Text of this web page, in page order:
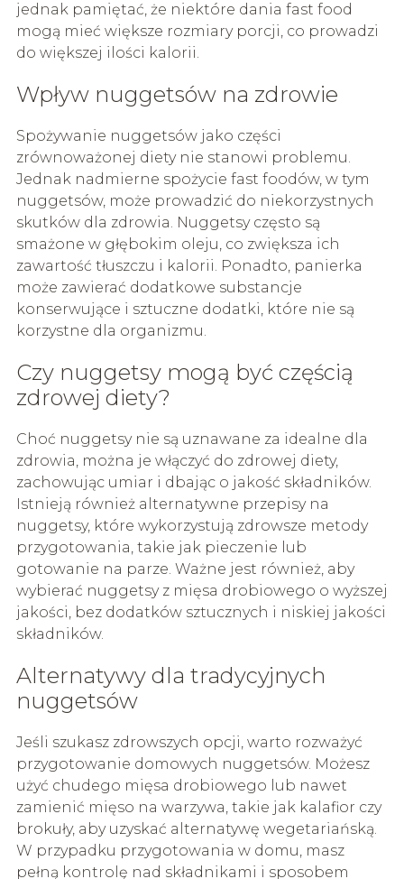
jednak pamiętać, że niektóre dania fast food
mogą mieć większe rozmiary porcji, co prowadzi
do większej ilości kalorii.
Wpływ nuggetsów na zdrowie
Spożywanie nuggetsów jako części
zrównoważonej diety nie stanowi problemu.
Jednak nadmierne spożycie fast foodów, w tym
nuggetsów, może prowadzić do niekorzystnych
skutków dla zdrowia. Nuggetsy często są
smażone w głębokim oleju, co zwiększa ich
zawartość tłuszczu i kalorii. Ponadto, panierka
może zawierać dodatkowe substancje
konserwujące i sztuczne dodatki, które nie są
korzystne dla organizmu.
Czy nuggetsy mogą być częścią
zdrowej diety?
Choć nuggetsy nie są uznawane za idealne dla
zdrowia, można je włączyć do zdrowej diety,
zachowując umiar i dbając o jakość składników.
Istnieją również alternatywne przepisy na
nuggetsy, które wykorzystują zdrowsze metody
przygotowania, takie jak pieczenie lub
gotowanie na parze. Ważne jest również, aby
wybierać nuggetsy z mięsa drobiowego o wyższej
jakości, bez dodatków sztucznych i niskiej jakości
składników.
Alternatywy dla tradycyjnych
nuggetsów
Jeśli szukasz zdrowszych opcji, warto rozważyć
przygotowanie domowych nuggetsów. Możesz
użyć chudego mięsa drobiowego lub nawet
zamienić mięso na warzywa, takie jak kalafior czy
brokuły, aby uzyskać alternatywę wegetariańską.
W przypadku przygotowania w domu, masz
pełną kontrolę nad składnikami i sposobem